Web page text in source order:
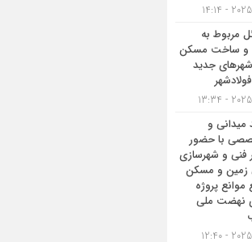
مربوط به
و ساخت مسکن
شهرهای جدید
میدانی و
با حضور
فنی و شهرسازی
زمین و مسکن
موانع پروژه
نهضت ملی